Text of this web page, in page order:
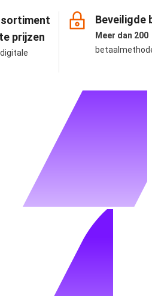
prijzen
digitale
Beveiligde
Meer dan 200